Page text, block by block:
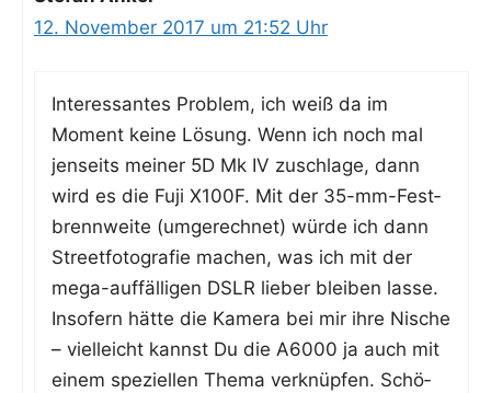
12. November 2017 um 21:52 Uhr
Inter­es­san­tes Pro­blem, ich weiß da im
Moment kei­ne Lösung. Wenn ich noch mal
jen­seits mei­ner 5D Mk IV zuschla­ge, dann
wird es die Fuji X100F. Mit der 35-mm-Fest­
brenn­wei­te (umge­rech­net) wür­de ich dann
Street­fo­to­gra­fie machen, was ich mit der
mega-auf­fäl­li­gen DSLR lie­ber blei­ben las­se.
Inso­fern hät­te die Kame­ra bei mir ihre Nische
– viel­leicht kannst Du die A6000 ja auch mit
einem spe­zi­el­len The­ma ver­knüp­fen. Schö­